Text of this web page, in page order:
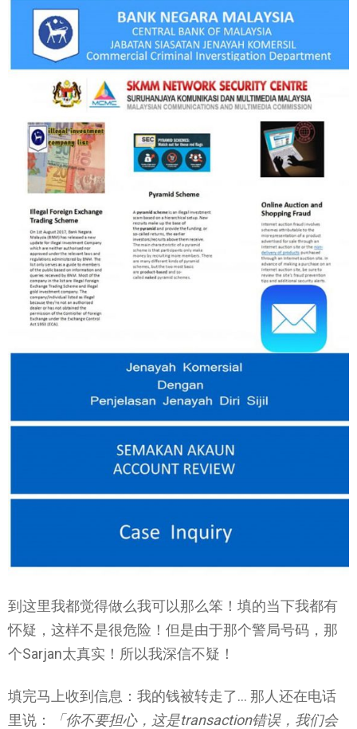
到这里我都觉得做么我可以那么笨！填的当下我都有
怀疑，这样不是很危险！但是由于那个警局号码，那
个Sarjan太真实！所以我深信不疑！
填完马上收到信息：我的钱被转走了… 那人还在电话
里说：
「你不要担心，这是transaction错误，我们会